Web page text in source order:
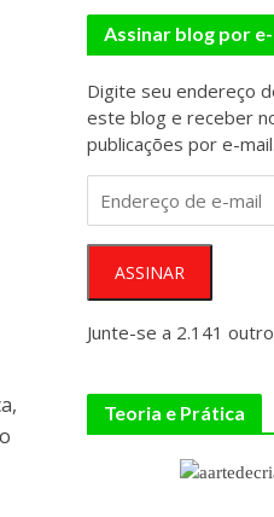
Assinar blog por
Digite seu endereço
este blog e receber
publicações por e-mail.
de
e-
mailASSINAR
Junte-se a 2.141
Teoria e Prática